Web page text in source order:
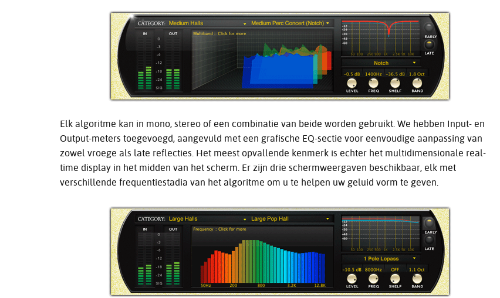
Elk algoritme kan in mono, stereo of een combinatie van beide worden gebruikt. We hebben Input- en
Output-meters toegevoegd, aangevuld met een grafische EQ-sectie voor eenvoudige aanpassing van
zowel vroege als late reflecties. Het meest opvallende kenmerk is echter het multidimensionale real-
time display in het midden van het scherm. Er zijn drie schermweergaven beschikbaar, elk met
verschillende frequentiestadia van het algoritme om u te helpen uw geluid vorm te geven.